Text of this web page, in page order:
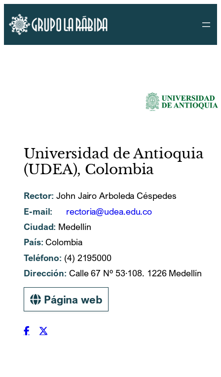
al
contenido
Universidad de Antioquia
(UDEA), Colombia
Rector: John Jairo Arboleda Céspedes
E-mail:
rectoria@udea.edu.co
Ciudad: Medellín
País: Colombia
Teléfono: (4) 2195000
Dirección: Calle 67 Nº 53·108. 1226 Medellín
Página web